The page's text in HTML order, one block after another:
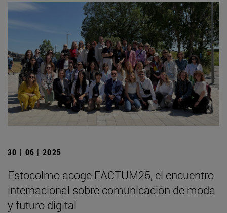
30 | 06 | 2025
Estocolmo acoge FACTUM25, el encuentro
internacional sobre comunicación de moda
y futuro digital